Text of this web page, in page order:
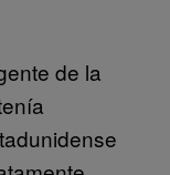
de la